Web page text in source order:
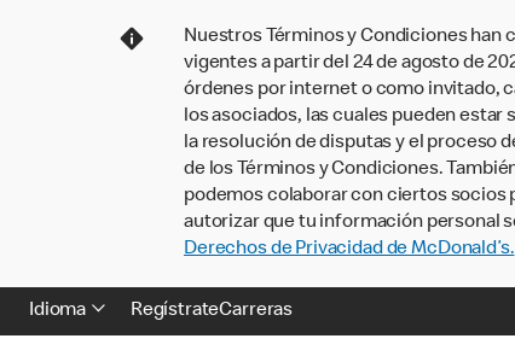
Nuestros Términos y Condiciones han
vigentes a partir del 24 de agosto de
órdenes por internet o como invitado,
los asociados, las cuales pueden
la resolución de disputas y el proceso
de los Términos y Condiciones.
podemos colaborar con ciertos socios
autorizar que tu información personal
Derechos de Privacidad de McDonald’s.
Idioma RegístrateCarreras